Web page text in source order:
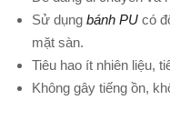
Sử dụng bánh PU có
mặt sàn.
Tiêu hao ít nhiên liệu,
Không gây tiếng ồn,